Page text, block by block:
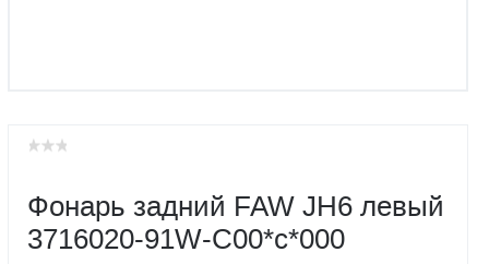
Фонарь задний FAW JH6 левый
3716020-91W-C00*c*000